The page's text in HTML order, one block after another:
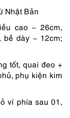
Nhật Bản
cao ~ 26cm,
bề dày ~ 12cm;
tốt, quai đeo +
phụ kiện kim
ví phía sau 01,